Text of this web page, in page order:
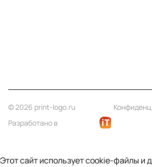
© 2026 print-logo.ru
Разработано в
Этот сайт использует cookie-файлы и